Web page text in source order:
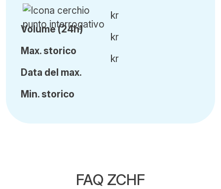
Volume (24h)
Max. storico
Data del max.
Min. storico
kr
kr
kr
FAQ ZCHF